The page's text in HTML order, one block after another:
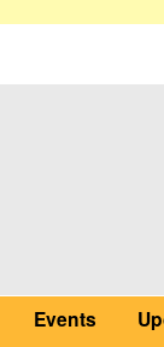
Events